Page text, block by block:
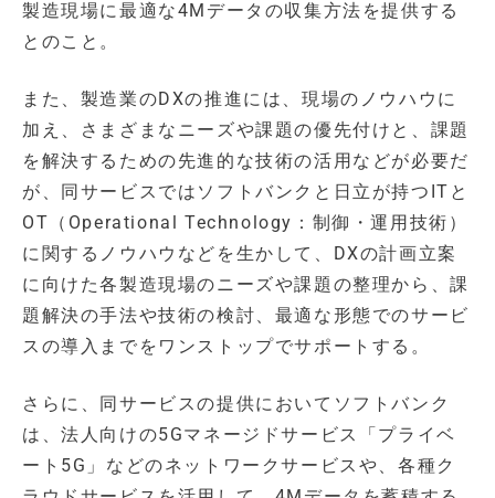
製造現場に最適な4Mデータの収集方法を提供する
とのこと。
また、製造業のDXの推進には、現場のノウハウに
加え、さまざまなニーズや課題の優先付けと、課題
を解決するための先進的な技術の活用などが必要だ
が、同サービスではソフトバンクと日立が持つITと
OT（Operational Technology：制御・運用技術）
に関するノウハウなどを生かして、DXの計画立案
に向けた各製造現場のニーズや課題の整理から、課
題解決の手法や技術の検討、最適な形態でのサービ
スの導入までをワンストップでサポートする。
さらに、同サービスの提供においてソフトバンク
は、法人向けの5Gマネージドサービス「プライベ
ート5G」などのネットワークサービスや、各種ク